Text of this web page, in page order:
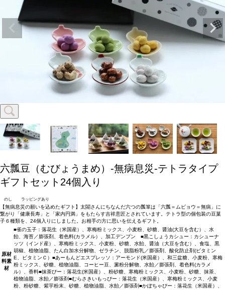
六瓢豆（むびょうまめ）-無病息災-テトラタイプ
ギフトセット24個入り
のし ラッピングあり
【無病息災の願いを込めたギフト】太閤さんにちなんだ六つの瓢箪は「六瓢＝ムビョウ＝無病」に
繋がり「健康長寿」と「家内円満」をもたらす吉祥意匠とされています。テトラ型の個包装の豆菓
子６種類を、24個入りにしました。お相手の方に思いを伝えるギフト。
原材
料素
材
■雀の玉子：落花生（米国産）、寒梅粉ミックス、小麦粉、砂糖、醤油(大豆を含む）、水
飴、海苔／膨張剤、着色料(カラメル）、加工デンプン ■黒こしょうカシュー：カシューナ
ッツ（インド産）、寒梅粉ミックス、小麦粉、砂糖、水飴、醤油（大豆を含む）、食塩、黒
胡椒、植物油脂、たん白加水分解物、ゼラチン、脱脂粉乳／膨張剤、酸化防止剤(ビタミン
E、ビタミンＣ）■あーもんどエスプレッソ：アーモンド(米国産）、和三盆糖、小麦粉、寒梅
粉ミックス、砂糖、植物油脂、コーヒー豆、澱粉分解物、水飴／膨張剤、着色料(カラメ
ル）、香料■抹茶ぴー：落花生(米国産）、粉砂糖、寒梅粉ミックス、小麦粉、砂糖、抹茶、
植物油脂、水飴／膨張剤■むらさきいもっぴー：落花生（米国産）、寒梅粉ミックス、小麦
粉、粉砂糖、紫芋粉末、砂糖、植物油脂、水飴／膨張剤■かぼちゃぴー：落花生（米国産）、